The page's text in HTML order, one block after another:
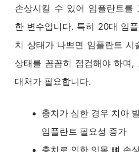
손상시킬 수 있어 임플란트를
한 변수입니다. 특히 20대 임
치 상태가 나쁘면 임플란트 시
상태를 꼼꼼히 점검해야 하며,
대처가 필요합니다.
충치가 심한 경우 치아
임플란트 필요성 증가
충치로 인한 잇몸 뼈 손